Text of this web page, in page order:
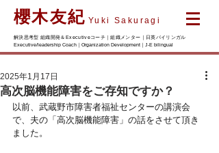
櫻木友紀 Yuki Sakuragi
解決思考型 組織開発＆Executiveコーチ｜組織メンター｜日英バイリンガル
Executive/leadership Coach｜Organization Development｜J-E bilingual
高次脳機能障害をご存知ですか？
2025年1月17日
以前、武蔵野市障害者福祉センターの講演会
で、夫の「高次脳機能障害」の話をさせて頂き
ました。